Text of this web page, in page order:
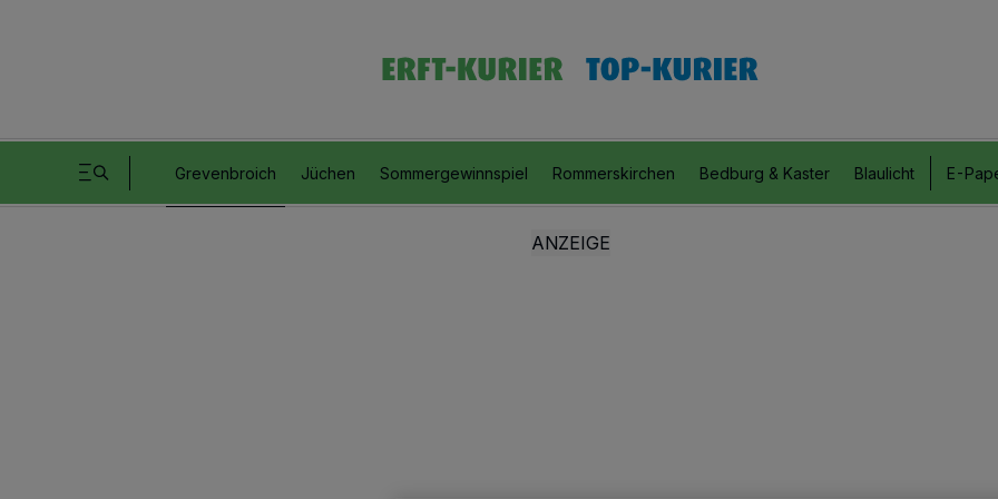
Grevenbroich Jüchen Sommergewinnspiel Rommerskirchen Bedburg & Kaster Blaulicht E-